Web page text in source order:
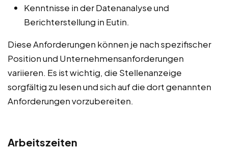
Kenntnisse in der Datenanalyse und
Berichterstellung in Eutin.
Diese Anforderungen können je nach spezifischer
Position und Unternehmensanforderungen
variieren. Es ist wichtig, die Stellenanzeige
sorgfältig zu lesen und sich auf die dort genannten
Anforderungen vorzubereiten.
Arbeitszeiten